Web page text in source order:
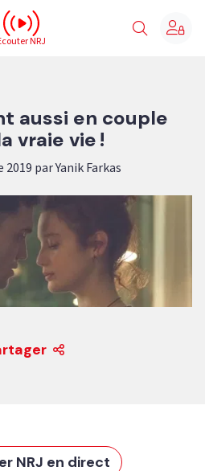
NRJ
aussi en couple
vraie vie !
par Yanik Farkas
NRJ en direct